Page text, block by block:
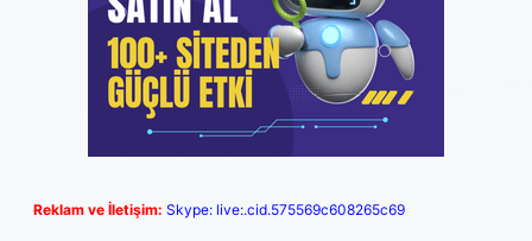
Reklam ve İletişim: Skype: live:.cid.575569c608265c69